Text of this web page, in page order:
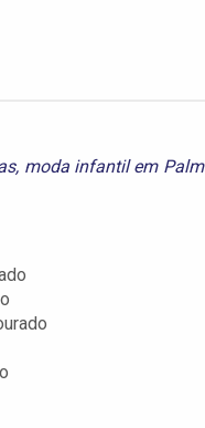
, moda infantil em